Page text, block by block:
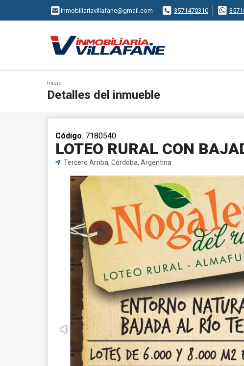
inmobiliariavillafane@gmail.com 3571470310
Inicio
Detalles del inmueble
Código. 7180540
LOTEO RURAL CON
Tercero Arriba, Córdoba, Argentina